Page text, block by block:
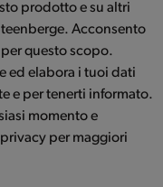
prodotto e su altri
Acconsento
questo scopo.
ed elabora i tuoi dati
e per tenerti informato.
momento e
per maggiori